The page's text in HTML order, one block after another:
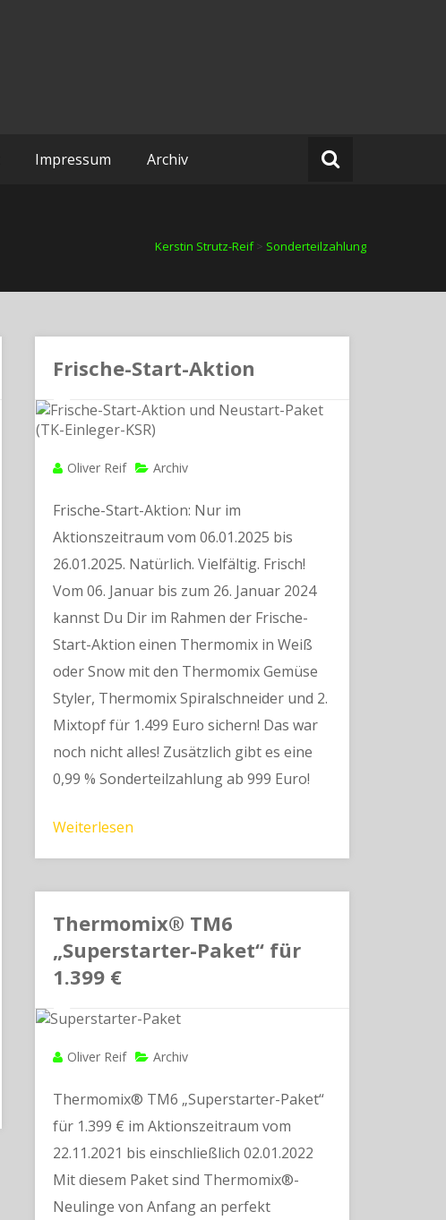
Impressum Archiv
Kerstin Strutz-Reif> Sonderteilzahlung
Frische-Start-Aktion
Oliver Reif Archiv
Frische-Start-Aktion: Nur im
Aktionszeitraum vom 06.01.2025 bis
26.01.2025. Natürlich. Vielfältig. Frisch!
Vom 06. Januar bis zum 26. Januar 2024
kannst Du Dir im Rahmen der Frische-
Start-Aktion einen Thermomix in Weiß
oder Snow mit den Thermomix Gemüse
Styler, Thermomix Spiralschneider und 2.
Mixtopf für 1.499 Euro sichern! Das war
noch nicht alles! Zusätzlich gibt es eine
0,99 % Sonderteilzahlung ab 999 Euro!
Weiterlesen
Thermomix® TM6
„Superstarter-Paket“ für
1.399 €
Oliver Reif Archiv
Thermomix® TM6 „Superstarter-Paket“
für 1.399 € im Aktionszeitraum vom
22.11.2021 bis einschließlich 02.01.2022
Mit diesem Paket sind Thermomix®-
Neulinge von Anfang an perfekt